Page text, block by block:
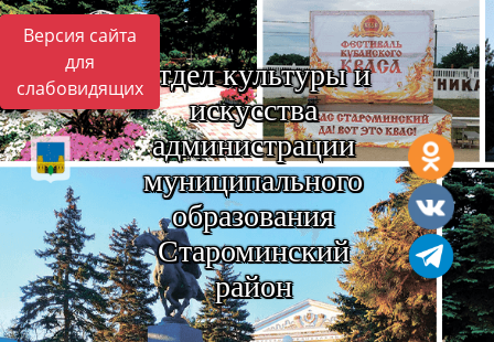
Версия сайта
для
слабовидящих Отдел культуры и
искусства
администрации
муниципального
образования
Староминский
район